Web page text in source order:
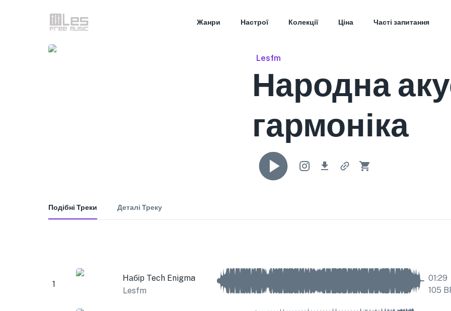
Жанри Настрої Колекції Ціна Часті запитання
Lesfm
Народна
гармоніка
Подібні Треки Деталі Треку
1
Набір Tech Enigma
Lesfm
01:29
105